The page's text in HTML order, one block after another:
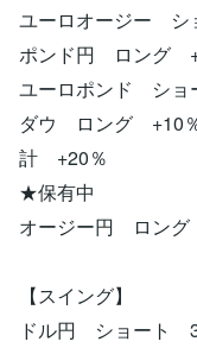
ユーロオージー
ポンド円 ロング
ユーロポンド シ
ダウ ロング +10
計 +20％
★保有中
オージー円 ロング
【スイング】
ドル円 ショート